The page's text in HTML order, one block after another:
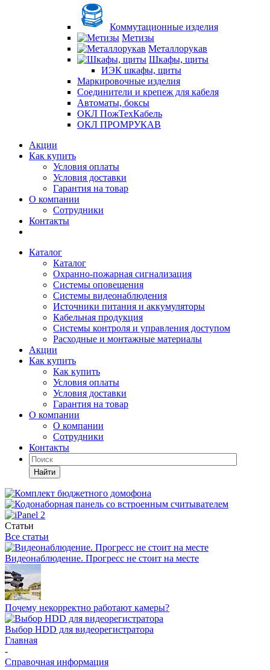
Коммутационные изделия
Метизы
Металлорукав
Шкафы, щиты
ИЭК шкафы, щиты
Маркировочные изделия
Соединители и крепеж для кабеля
Автоматы, боксы
ОКЛ ПожТехКабель
ОКЛ ПРОМРУКАВ
Акции
Как купить
Условия оплаты
Условия доставки
Гарантия на товар
О компании
Сотрудники
Контакты
Каталог
Каталог
Охранно-пожарная сигнализация
Системы оповещения
Системы видеонаблюдения
Источники питания и аккумуляторы
Кабельная продукция
Системы контроля и управления доступом
Расходные и монтажные материалы
Акции
Как купить
Как купить
Условия оплаты
Условия доставки
Гарантия на товар
О компании
О компании
Сотрудники
Контакты
Найти
Статьи
Все статьи
Видеонаблюдение. Прогресс не стоит на месте
Почему некорректно работают камеры?
Выбор HDD для видеорегистратора
Главная
-
Справочная информация